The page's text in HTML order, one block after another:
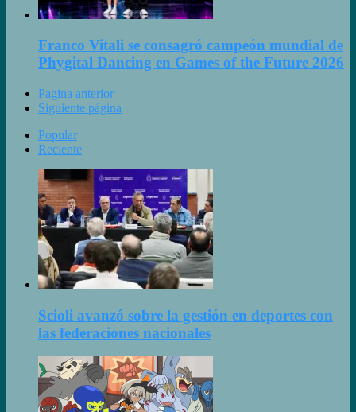
Franco Vitali se consagró campeón mundial de
Phygital Dancing en Games of the Future 2026
Pagina anterior
Siguiente página
Popular
Reciente
Scioli avanzó sobre la gestión en deportes con
las federaciones nacionales